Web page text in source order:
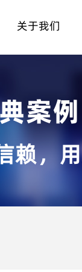
关于我们
案例
赖，